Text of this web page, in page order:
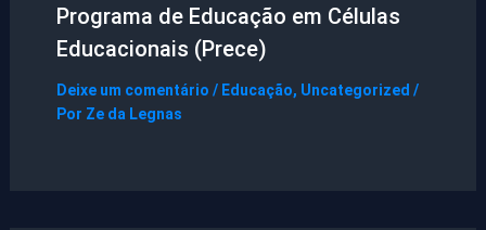
Programa de Educação em Células
Educacionais (Prece)
Deixe um comentário / Educação, Uncategorized /
Por Ze da Legnas